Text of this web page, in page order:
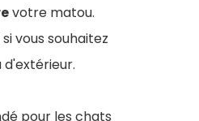
votre matou.
vous souhaitez
pour les chats